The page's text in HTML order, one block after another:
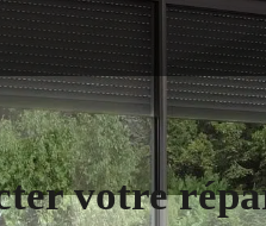
votre